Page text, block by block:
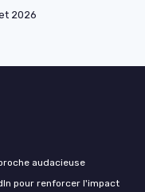
2026
audacieuse
pour renforcer l'impact